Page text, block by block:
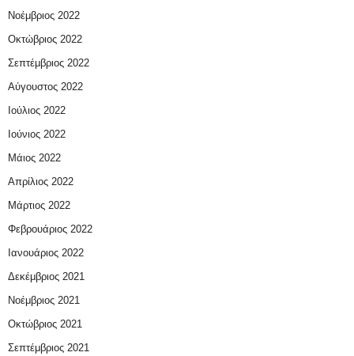
Νοέμβριος 2022
Οκτώβριος 2022
Σεπτέμβριος 2022
Αύγουστος 2022
Ιούλιος 2022
Ιούνιος 2022
Μάιος 2022
Απρίλιος 2022
Μάρτιος 2022
Φεβρουάριος 2022
Ιανουάριος 2022
Δεκέμβριος 2021
Νοέμβριος 2021
Οκτώβριος 2021
Σεπτέμβριος 2021